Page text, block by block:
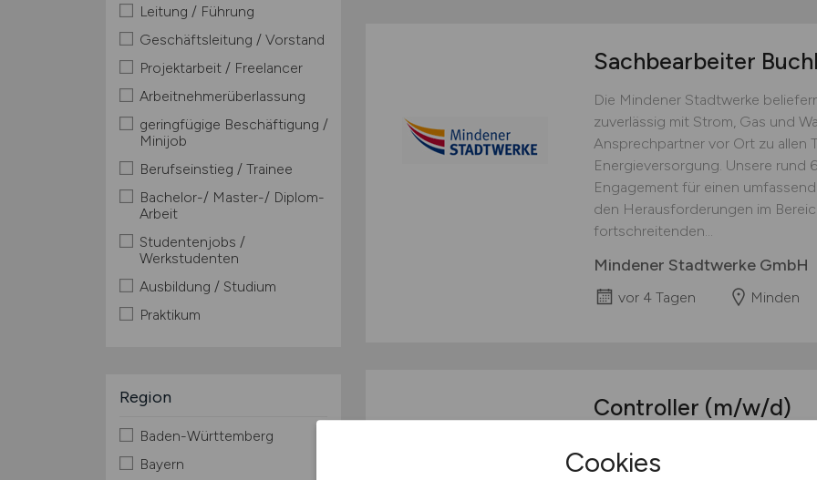
Leitung / Führung
Geschäftsleitung / Vorstand
Projektarbeit / Freelancer
Arbeitnehmerüberlassung
geringfügige Beschäftigung /
Minijob
Berufseinstieg / Trainee
Bachelor-/ Master-/ Diplom-
Arbeit
Studentenjobs /
Werkstudenten
Ausbildung / Studium
Praktikum
Region
Baden-Württemberg
Bayern
Sachbearbeiter
Die Mindener Stadtwerke
zuverlässig mit Strom, Gas und
Ansprechpartner vor Ort zu allen
Energieversorgung. Unsere rund
Engagement für einen
den Herausforderungen im
fortschreitenden...
Mindener Stadtwerke GmbH
vor 4 Tagen Minden
Controller (m/w/d)
Über das Unternehmen Für
Kunden aus dem Maschinenbau
Cookies